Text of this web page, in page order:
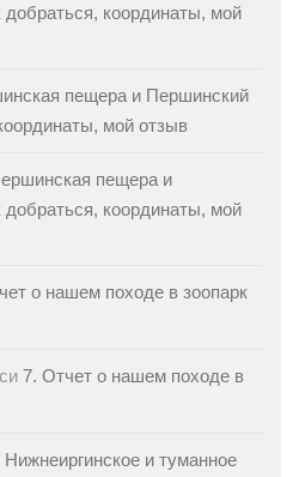
координаты, мой
пещера и Першинский
мой отзыв
пещера и
координаты, мой
о нашем походе в зоопарк
7. Отчет о нашем походе в
и туманное